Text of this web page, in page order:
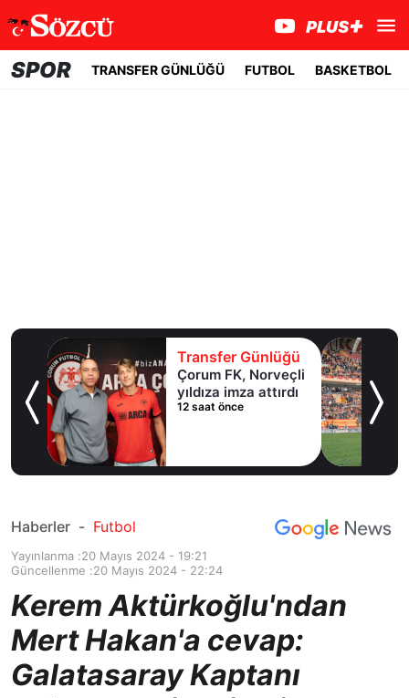
SPOR TRANSFER GÜNLÜĞÜ FUTBOL BASKETBOL
Transfer Günlüğü
Çorum FK, Norveçli
yıldıza imza attırdı
12 saat önce
Haberler - Futbol
Yayınlanma :20 Mayıs 2024 - 19:21
Güncellenme :20 Mayıs 2024 - 22:24
Kerem Aktürkoğlu'ndan
Mert Hakan'a cevap:
Galatasaray Kaptanı